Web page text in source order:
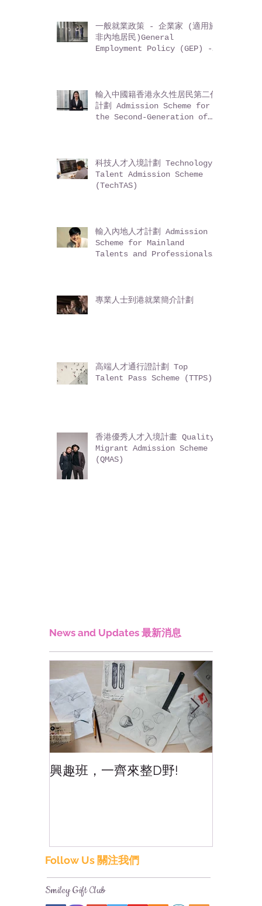
一般就業政策 - 企業家 (適用於
非內地居民)General
Employment Policy (GEP) -
輸入中國籍香港永久性居民第二代
計劃 Admission Scheme for
the Second-Generation of
科技人才入境計劃 Technology
Talent Admission Scheme
(TechTAS)
輸入內地人才計劃 Admission
Scheme for Mainland
Talents and Professionals
專業人士到港就業簡介計劃
高端人才通行證計劃 Top
Talent Pass Scheme (TTPS)
香港優秀人才入境計畫 Quality
Migrant Admission Scheme
(QMAS)
News and Updates 最新消息
興趣班，一齊來整D野!
Follow Us 關注我們
Smiley Gift Club